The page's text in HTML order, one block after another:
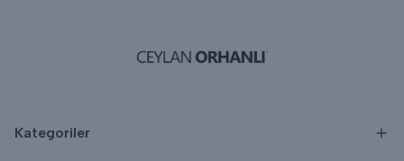
Kategoriler